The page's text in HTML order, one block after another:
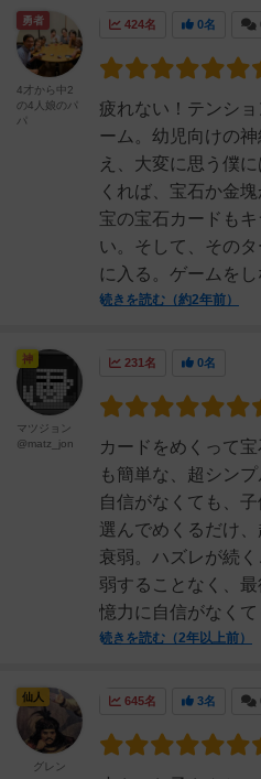
424名 0名
疲れない！テンシ
ーム。幼児向けの
え、大変に思う僕
くれば、宝石か金
宝の宝石カードも
い。そして、その
に入る。ゲームをし
続きを読む（約2年前）
勇者
4才から中2
の4人娘のパ
パ
231名 0名
カードをめくって
も簡単な、超シン
自信がなくても、
選んでめくるだけ
衰弱。ハズレが続
弱することなく、
憶力に自信がなくて
続きを読む（2年以上前）
神
マツジョン
@matz_jon
645名 3名
仙人
グレン